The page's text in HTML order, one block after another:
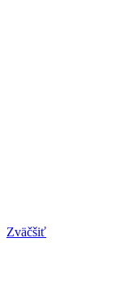
Zväčšiť